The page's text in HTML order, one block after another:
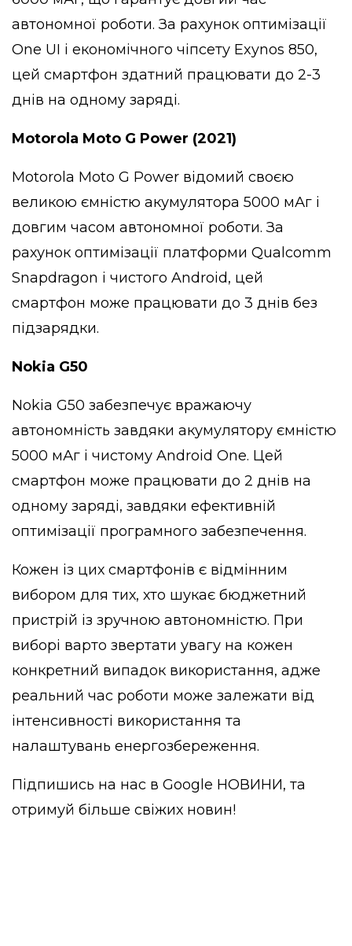
автономної роботи. За рахунок оптимізації
One UI і економічного чіпсету Exynos 850,
цей смартфон здатний працювати до 2-3
днів на одному заряді.
Motorola Moto G Power (2021)
Motorola Moto G Power відомий своєю
великою ємністю акумулятора 5000 мАг і
довгим часом автономної роботи. За
рахунок оптимізації платформи Qualcomm
Snapdragon і чистого Android, цей
смартфон може працювати до 3 днів без
підзарядки.
Nokia G50
Nokia G50 забезпечує вражаючу
автономність завдяки акумулятору ємністю
5000 мАг і чистому Android One. Цей
смартфон може працювати до 2 днів на
одному заряді, завдяки ефективній
оптимізації програмного забезпечення.
Кожен із цих смартфонів є відмінним
вибором для тих, хто шукає бюджетний
пристрій із зручною автономністю. При
виборі варто звертати увагу на кожен
конкретний випадок використання, адже
реальний час роботи може залежати від
інтенсивності використання та
налаштувань енергозбереження.
Підпишись на нас в Google НОВИНИ, та
отримуй більше свіжих новин!